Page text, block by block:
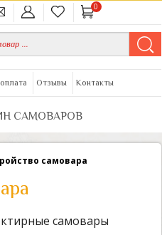
0
Отзывы Контакты
САМОВАРОВ
самовара
самовары